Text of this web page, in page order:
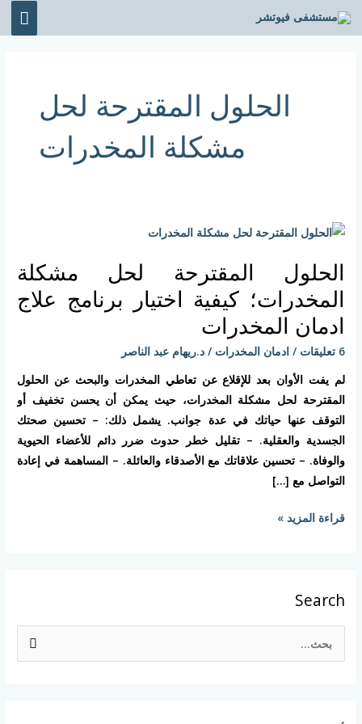
تخطي
إلى
الحلول المقترحة لحل
مشكلة المخدرات
الحلول المقترحة لحل مشكلة
المخدرات؛ كيفية اختيار برنامج علاج
ادمان المخدرات
6 تعليقات /ادمان المخدرات /د.ريهام عبد الناصر
لم يفت الأوان بعد للإقلاع عن تعاطي المخدرات والبحث عن الحلول
المقترحة لحل مشكلة المخدرات، حيث يمكن أن يحسن تخفيف أو
التوقف عنها حياتك في عدة جوانب. يشمل ذلك: – تحسين صحتك
الجسدية والعقلية. – تقليل خطر حدوث ضرر دائم للأعضاء الحيوية
والوفاة. – تحسين علاقاتك مع الأصدقاء والعائلة. – المساهمة في إعادة
التواصل مع […]
الحلول
لحل
مشكلة
المخدرات؛
كيفية
اختيار
برنامج
علاج
ادمان
المخدرات
قراءة المزيد »
Search